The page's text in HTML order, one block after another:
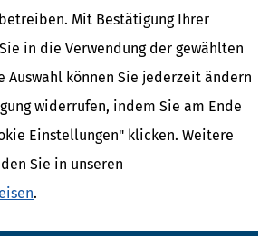
Mit Bestätigung Ihrer
in die Verwendung der gewählten
Auswahl können Sie jederzeit ändern
widerrufen, indem Sie am Ende
Einstellungen" klicken. Weitere
Sie in unseren
.